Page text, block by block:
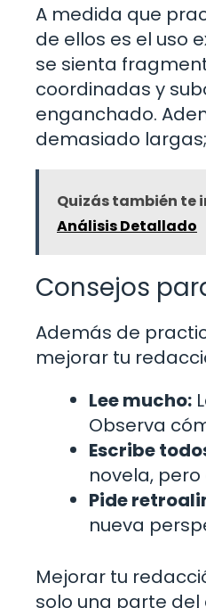
A medida que
de ellos es el uso
se sienta
coordinadas y
enganchado.
demasiado
Quizás también te
Análisis Detallado
Consejos
Además de
mejorar tu
Lee mucho:
Observa
Escribe
novela,
Pide
nueva
Mejorar tu
solo una parte del